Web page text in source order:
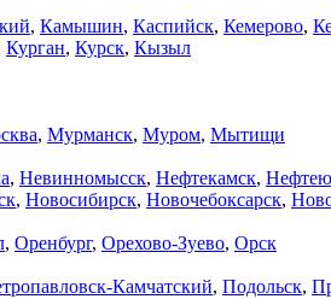
, Камышин, Каспийск, Кемерово,
Курган, Курск, Кызыл
, Мурманск, Муром, Мытищи
, Невинномысск, Нефтекамск,
, Новосибирск, Новочебоксарск,
, Оренбург, Орехово-Зуево, Орск
Камчатский, Подольск,